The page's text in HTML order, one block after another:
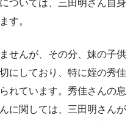
ついては、三田明さん自身
す。
せんが、その分、妹の子供
にしており、特に姪の秀佳
れています。秀佳さんの息
に関しては、三田明さんが